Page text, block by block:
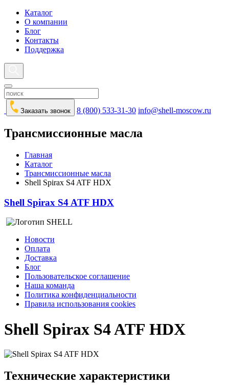
Каталог
О компании
Блог
Контакты
Поддержка
Заказать звонок 8 (800) 533-31-30 info@shell-moscow.ru
Трансмиссионные масла
Главная
Каталог
Трансмиссионные масла
Shell Spirax S4 ATF HDX
Shell Spirax S4 ATF HDX
Новости
Оплата
Доставка
Блог
Пользовательское соглашение
Наша команда
Политика конфиденциальности
Правила использования cookies
Shell Spirax S4 ATF HDX
Технические характеристики